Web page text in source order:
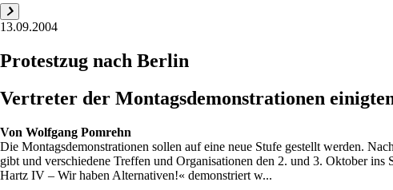
13.09.2004
Protestzug nach Berlin
Vertreter der Montagsdemonstrationen
Von Wolfgang Pomrehn
Die Montagsdemonstrationen sollen auf eine neue Stufe gestellt werden.
gibt und verschiedene Treffen und Organisationen den 2. und 3. Oktober
Hartz IV – Wir haben Alternativen!« demonstriert w...